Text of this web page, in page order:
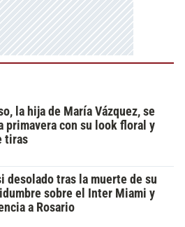
la hija de María Vázquez, se
primavera con su look floral y
tiras
desolado tras la muerte de su
sobre el Inter Miami y
a Rosario